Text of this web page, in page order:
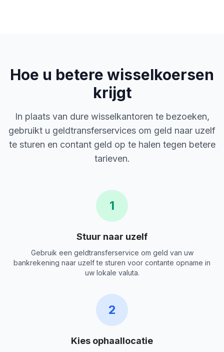
Hoe u betere wisselkoersen
krijgt
In plaats van dure wisselkantoren te bezoeken,
gebruikt u geldtransferservices om geld naar uzelf
te sturen en contant geld op te halen tegen betere
tarieven.
1
Stuur naar uzelf
Gebruik een geldtransferservice om geld van uw
bankrekening naar uzelf te sturen voor contante opname in
uw lokale valuta.
2
Kies ophaallocatie